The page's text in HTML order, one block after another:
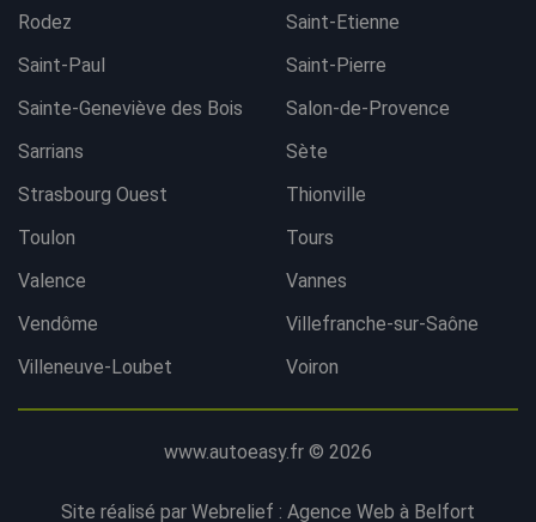
Rodez
Saint-Etienne
Saint-Paul
Saint-Pierre
Sainte-Geneviève des Bois
Salon-de-Provence
Sarrians
Sète
Strasbourg Ouest
Thionville
Toulon
Tours
Valence
Vannes
Vendôme
Villefranche-sur-Saône
Villeneuve-Loubet
Voiron
www.autoeasy.fr © 2026
Site réalisé par Webrelief : Agence Web à Belfort